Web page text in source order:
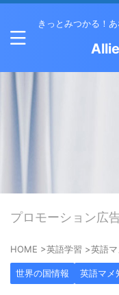
きっとみつかる！
プロモーション広
HOME >英語学習 >英語
世界の国情報 英語マメ